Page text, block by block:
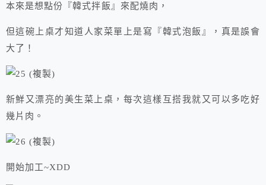
本來是想點份『韓式拌飯』來配燒肉，
但這碗上桌才知道人家菜單上是寫『韓式泡飯』，真是誤會
大了！
新鮮又漂亮的美生菜上桌，每次這樣互搭我就又可以多吃好
幾片肉。
開始加工~XDD